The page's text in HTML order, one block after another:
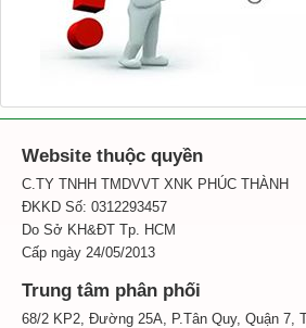
Website thuộc quyền
C.TY TNHH TMDVVT XNK PHÚC THÀNH
ĐKKD Số: 0312293457
Do Sở KH&ĐT Tp. HCM
Cấp ngày 24/05/2013
Trung tâm phân phối
68/2 KP2, Đường 25A, P.Tân Quy, Quận 7,